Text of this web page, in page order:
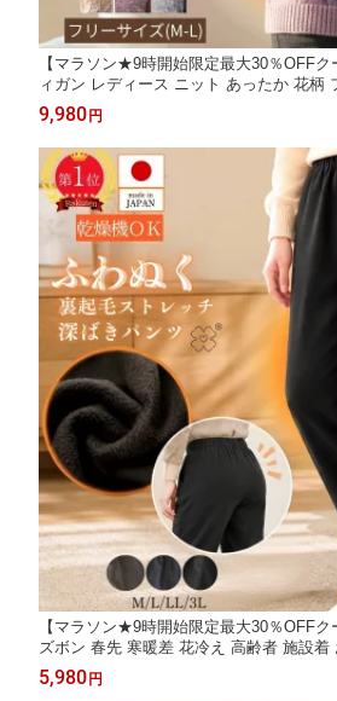
【マラソン★9時開始限定最大30％OFF
ィガン レディース ニット あったか 花柄
ミセス もこもこ 暖かい 冬物 厚手 ボタン
羽織り 防寒対策 冷え対策
9,980 円
【マラソン★9時開始限定最大30％OFF
ズボン 春先 寒暖差 花冷え 高齢者 施設着
代 90代 デイサービス ゆったり お出かけ
型カバー 背中が出ない 介護 リハビリ 裏
5,980 円